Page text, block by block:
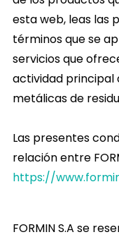
esta web, leas las
términos que se
servicios que
actividad principal
metálicas de
Las presentes
relación entre
https://
FORMIN S.A se